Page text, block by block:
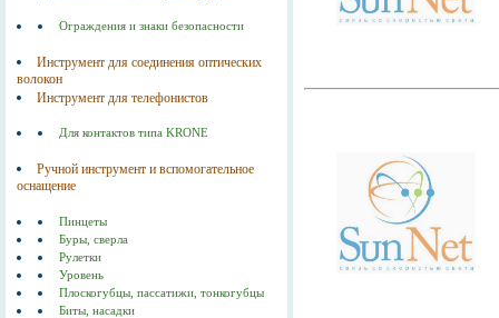
Ограждения и знаки безопасности
Инструмент для соединения оптических
волокон
Инструмент для телефонистов
Для контактов типа KRONE
Ручной инструмент и вспомогательное
оснащение
Пинцеты
Буры, сверла
Рулетки
Уровень
Плоскогубцы, пассатижи, тонкогубцы
Биты, насадки